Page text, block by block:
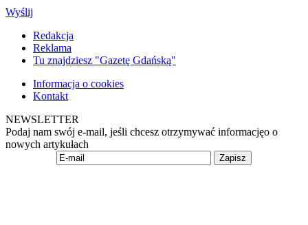
Wyślij
Redakcja
Reklama
Tu znajdziesz "Gazetę Gdańską"
Informacja o cookies
Kontakt
NEWSLETTER
Podaj nam swój e-mail, jeśli chcesz otrzymywać informacjęo o
nowych artykułach
Zapisz